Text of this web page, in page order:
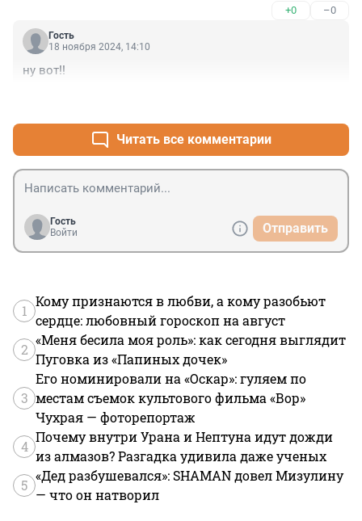
+0 –0
Гость
18 ноября 2024, 14:10
ну вот!!
Читать все комментарии
Гость
Войти
Отправить
1
Кому признаются в любви, а кому разобьют
сердце: любовный гороскоп на август
2
«Меня бесила моя роль»: как сегодня выглядит
Пуговка из «Папиных дочек»
3
Его номинировали на «Оскар»: гуляем по
местам съемок культового фильма «Вор»
Чухрая — фоторепортаж
4
Почему внутри Урана и Нептуна идут дожди
из алмазов? Разгадка удивила даже ученых
5
«Дед разбушевался»: SHAMAN довел Мизулину
— что он натворил